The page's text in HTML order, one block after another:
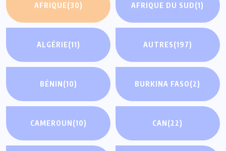
AFRIQUE(30) AFRIQUE DU SUD(1)
ALGÉRIE(11) AUTRES(197)
BÉNIN(10) BURKINA FASO(2)
CAMEROUN(10) CAN(22)